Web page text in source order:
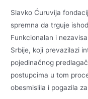
Slavko Ćuruvija
spremna da trguje
Funkcionalan i
Srbije, koji prevazilazi
pojedinačnog
postupcima u tom
obesmislila i pogazila